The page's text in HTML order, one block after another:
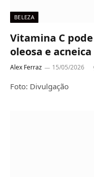
BELEZA
Vitamina C
oleosa e acneica
Alex Ferraz 15/05/2026
Foto: Divulgação